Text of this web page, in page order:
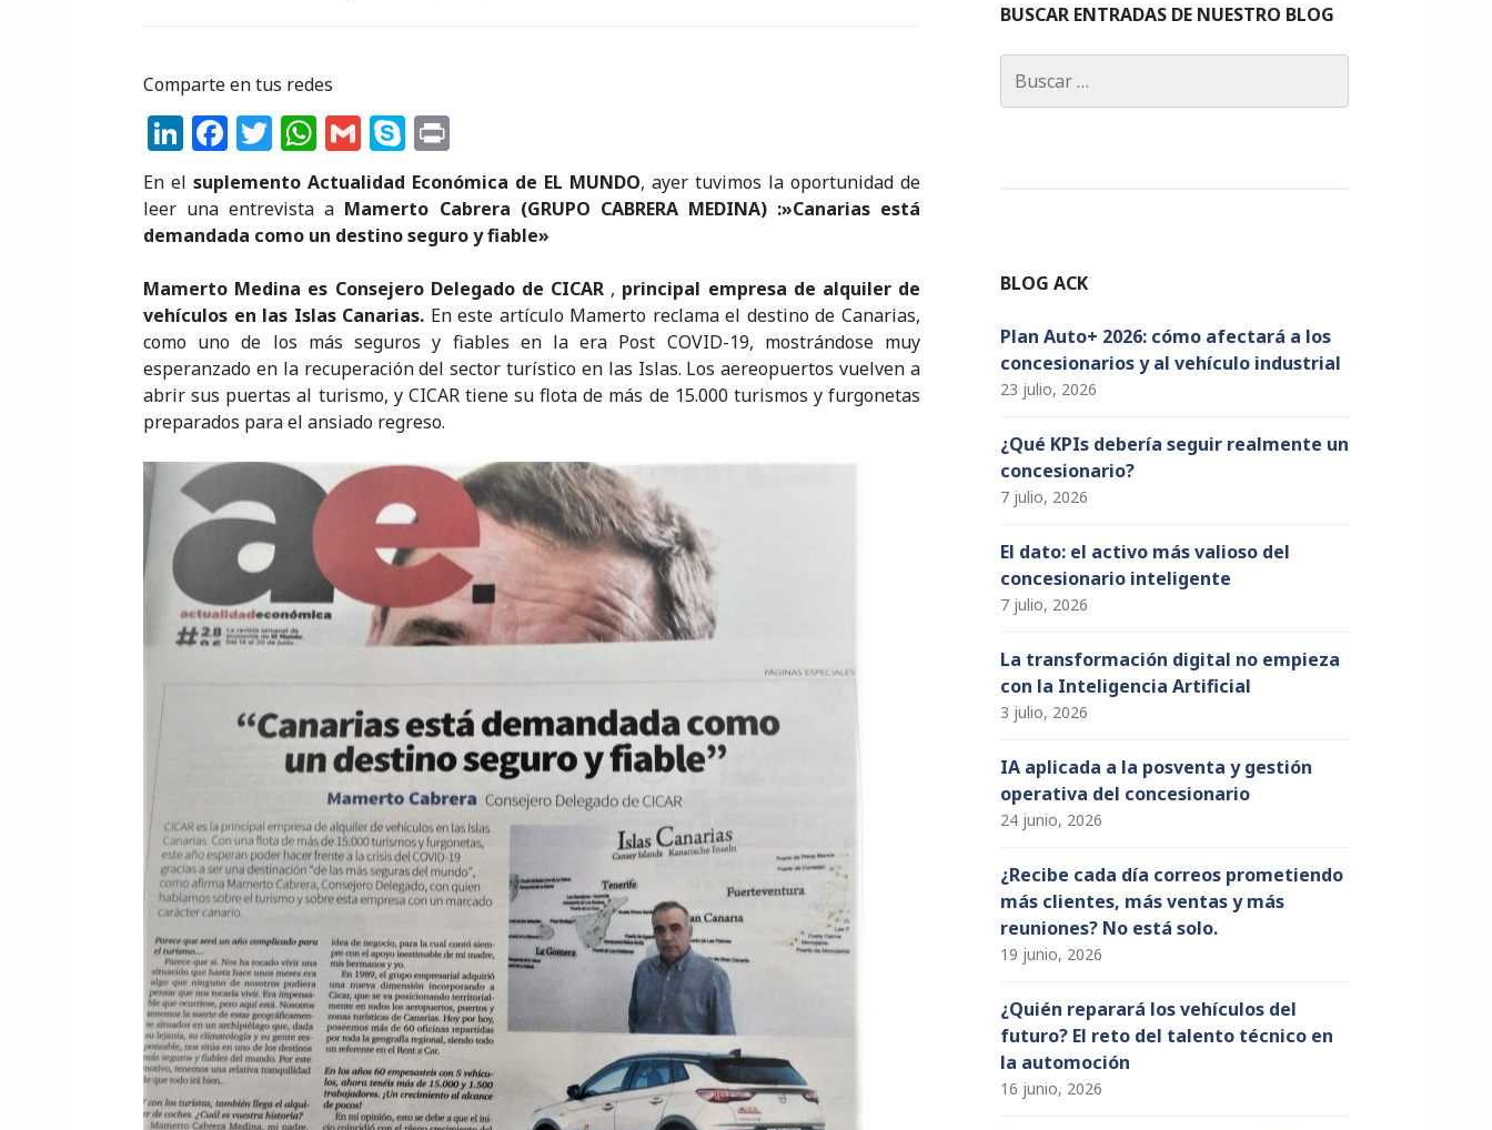
Comparte en tus redes
Li
n
k
e
dI
n
F
a
c
e
b
o
o
k
T
w
it
te
r
W
h
a
ts
A
p
p
G
m
ai
l
S
k
y
p
e
ri
n
t
En el suplemento Actualidad Económica de EL MUNDO, ayer tuvimos la oportunidad de
leer una entrevista a Mamerto Cabrera (GRUPO CABRERA MEDINA) :»Canarias está
demandada como un destino seguro y fiable»
Mamerto Medina es Consejero Delegado de CICAR , principal empresa de alquiler de
vehículos en las Islas Canarias. En este artículo Mamerto reclama el destino de Canarias,
como uno de los más seguros y fiables en la era Post COVID-19, mostrándose muy
esperanzado en la recuperación del sector turístico en las Islas. Los aereopuertos vuelven a
abrir sus puertas al turismo, y CICAR tiene su flota de más de 15.000 turismos y furgonetas
preparados para el ansiado regreso.
o
o
k
m n b
e
C
BUSCAR ENTRADAS DE NUESTRO BLOG
BLOG ACK
Plan Auto+ 2026: cómo afectará a los
concesionarios y al vehículo industrial
23 julio, 2026
¿Qué KPIs debería seguir realmente un
concesionario?
7 julio, 2026
El dato: el activo más valioso del
concesionario inteligente
7 julio, 2026
La transformación digital no empieza
con la Inteligencia Artificial
3 julio, 2026
IA aplicada a la posventa y gestión
operativa del concesionario
24 junio, 2026
¿Recibe cada día correos prometiendo
más clientes, más ventas y más
reuniones? No está solo.
19 junio, 2026
¿Quién reparará los vehículos del
futuro? El reto del talento técnico en
la automoción
16 junio, 2026